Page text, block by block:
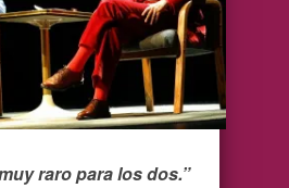
raro para los dos.”